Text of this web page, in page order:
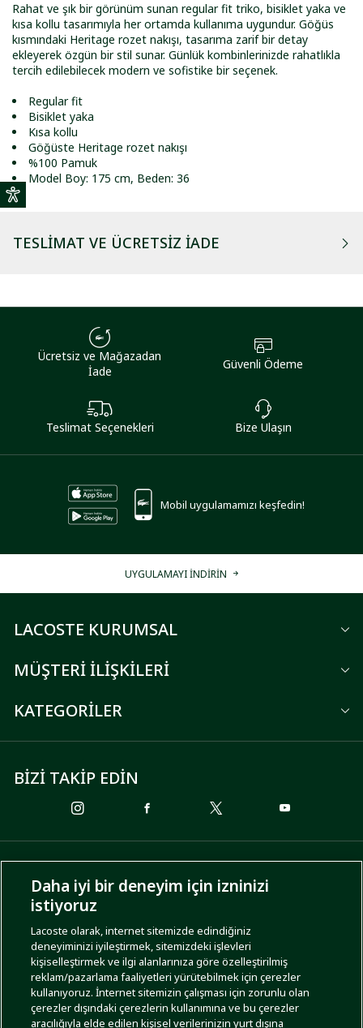
Rahat ve şık bir görünüm sunan regular fit triko, bisiklet yaka ve
kısa kollu tasarımıyla her ortamda kullanıma uygundur. Göğüs
kısmındaki Heritage rozet nakışı, tasarıma zarif bir detay
ekleyerek özgün bir stil sunar. Günlük kombinlerinizde rahatlıkla
tercih edilebilecek modern ve sofistike bir seçenek.
Regular fit
Bisiklet yaka
Kısa kollu
Göğüste Heritage rozet nakışı
%100 Pamuk
Model Boy: 175 cm, Beden: 36
TESLIMAT VE ÜCRETSIZ İADE
Ücretsiz ve Mağazadan
İade
Güvenli Ödeme
Teslimat Seçenekleri Bize Ulaşın
Mobil uygulamamızı keşfedin!
UYGULAMAYI İNDİRİN
LACOSTE KURUMSAL
MÜŞTERİ İLİŞKİLERİ
KATEGORİLER
BİZİ TAKİP EDİN
ÖDEME SEÇENEKLERİ
KARGO SEÇENEKLERİ
Daha iyi bir deneyim için izninizi
istiyoruz
Lacoste olarak, internet sitemizde edindiğiniz
deneyiminizi iyileştirmek, sitemizdeki işlevleri
kişiselleştirmek ve ilgi alanlarınıza göre özelleştirilmiş
reklam/pazarlama faaliyetleri yürütebilmek için çerezler
kullanıyoruz. İnternet sitemizin çalışması için zorunlu olan
çerezler dışındaki çerezlerin kullanımına ve bu çerezler
aracılığıyla elde edilen kişisel verilerinizin yurt dışına